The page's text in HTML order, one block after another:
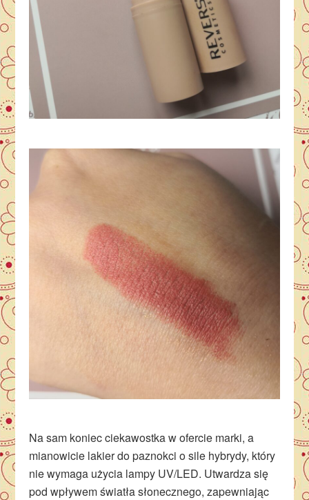
Na sam koniec ciekawostka w ofercie marki, a
mianowicie lakier do paznokci o sile hybrydy, który
nie wymaga użycia lampy UV/LED. Utwardza się
pod wpływem światła słonecznego, zapewniając